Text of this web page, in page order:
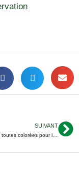
SUIVANT
De belles têtes toutes colorées pour la 4ème édition d’Happy Color Tours